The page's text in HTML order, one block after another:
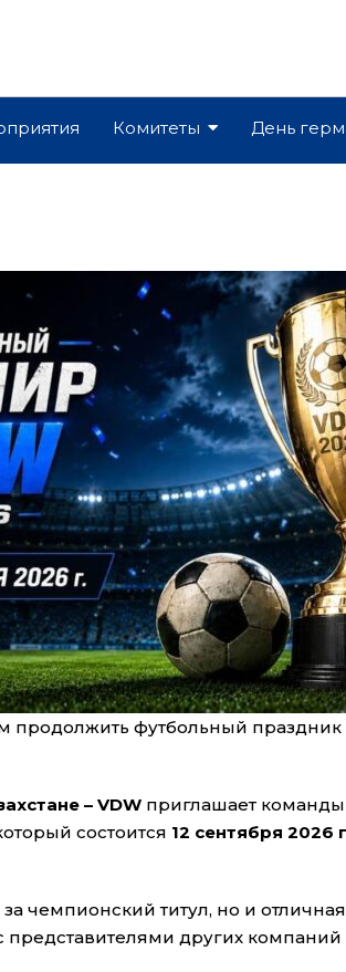
Комитеты День
продолжить футбольный праздник
– VDW приглашает
состоится 12 сентября 2026
чемпионский титул, но и
представителями других